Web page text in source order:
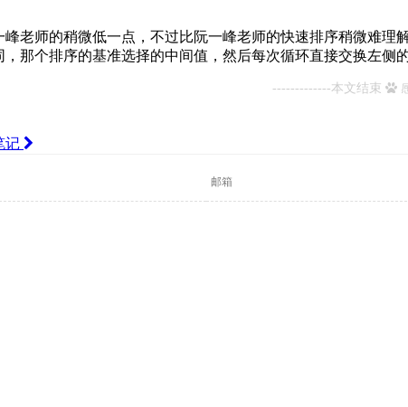
老师的稍微低一点，不过比阮一峰老师的快速排序稍微难理
那个排序的基准选择的中间值，然后每次循环直接交换左侧
-------------本文结束
记